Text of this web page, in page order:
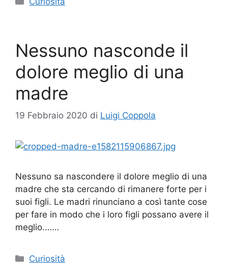
Nessuno nasconde il
dolore meglio di una
madre
19 Febbraio 2020 di Luigi Coppola
Nessuno sa nascondere il dolore meglio di una
madre che sta cercando di rimanere forte per i
suoi figli. Le madri rinunciano a così tante cose
per fare in modo che i loro figli possano avere il
meglio.……
Categorie
Curiosità